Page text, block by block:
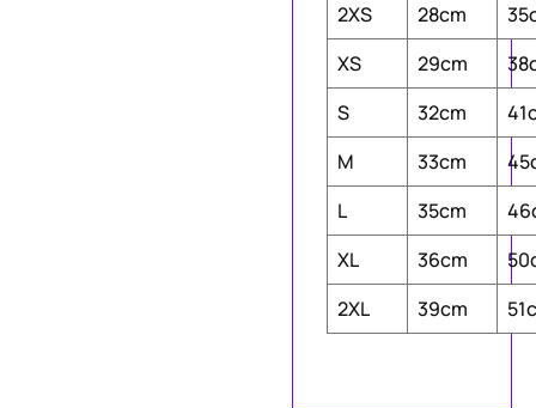
2XS
28cm
XS
29cm
S
32cm
M
33cm
L
35cm
XL
36cm
2XL
39cm